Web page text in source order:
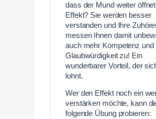
dass der Mund weiter
Effekt? Sie werden besser
verstanden und Ihre
messen Ihnen damit
auch mehr Kompetenz und
Glaubwürdigkeit zu! Ein
wunderbarer Vorteil, der
lohnt.
Wer den Effekt noch ein
verstärken möchte, kann
folgende Übung probieren: